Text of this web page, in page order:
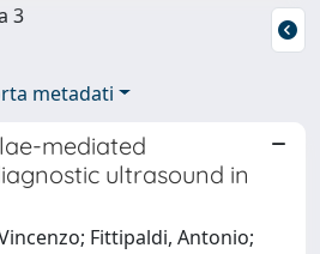
3
metadati
mediated
ultrasound in
Fittipaldi, Antonio;